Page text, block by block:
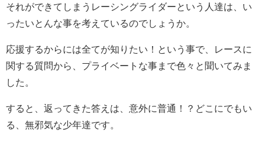
それができてしまうレーシングライダーという人達は、い
ったいとんな事を考えているのでしょうか。
応援するからには全てが知りたい！という事で、レースに
関する質問から、プライベートな事まで色々と聞いてみま
した。
すると、返ってきた答えは、意外に普通！？どこにでもい
る、無邪気な少年達です。